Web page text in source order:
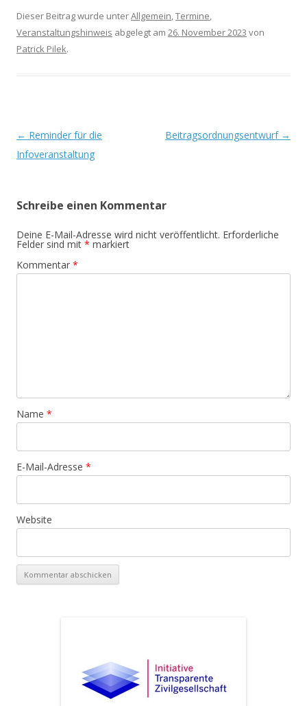
Dieser Beitrag wurde unterAllgemein,Termine,
Veranstaltungshinweis abgelegt am 26. November 2023 von
Patrick Pilek.
Beitrags-
Navigation
← Reminder für die
Infoveranstaltung
Beitragsordnungsentwurf →
Schreibe einen Kommentar
Deine E-Mail-Adresse wird nicht veröffentlicht. Erforderliche
Felder sind mit * markiert
Kommentar *
Name *
E-Mail-Adresse *
Website